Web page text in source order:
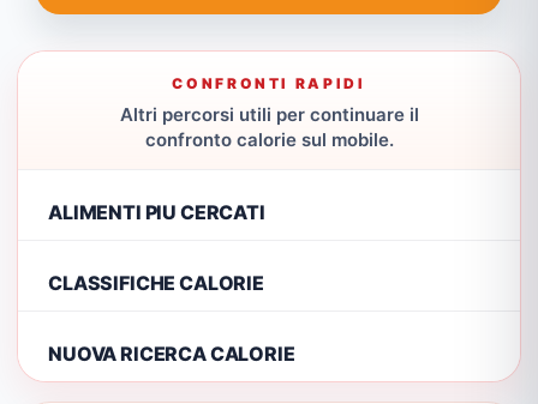
CONFRONTI RAPIDI
Altri percorsi utili per continuare il
confronto calorie sul mobile.
ALIMENTI PIU CERCATI
CLASSIFICHE CALORIE
NUOVA RICERCA CALORIE